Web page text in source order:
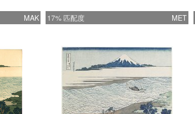
MAK 17% 匹配度 MET